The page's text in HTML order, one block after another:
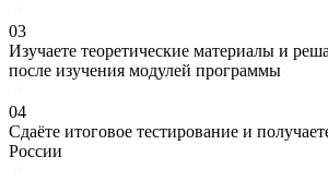
03
Изучаете теоретические материалы и
после изучения модулей программы
04
Сдаёте итоговое тестирование и
России